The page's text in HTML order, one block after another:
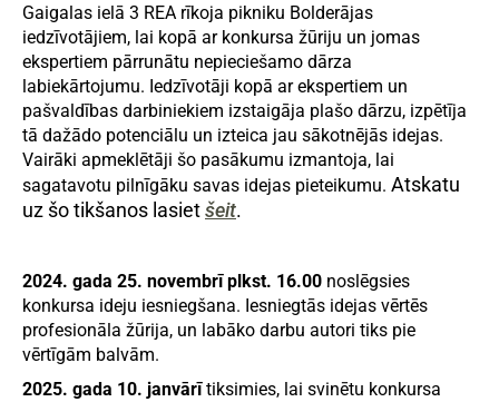
Gaigalas ielā 3 REA rīkoja pikniku Bolderājas
iedzīvotājiem, lai kopā ar konkursa žūriju un jomas
ekspertiem pārrunātu nepieciešamo dārza
labiekārtojumu. Iedzīvotāji kopā ar ekspertiem un
pašvaldības darbiniekiem izstaigāja plašo dārzu, izpētīja
tā dažādo potenciālu un izteica jau sākotnējās idejas.
Vairāki apmeklētāji šo pasākumu izmantoja, lai
sagatavotu pilnīgāku savas idejas pieteikumu. Atskatu
uz šo tikšanos lasietšeit.
2024. gada 25. novembrī plkst. 16.00 noslēgsies
konkursa ideju iesniegšana. Iesniegtās idejas vērtēs
profesionāla žūrija, un labāko darbu autori tiks pie
vērtīgām balvām.
2025. gada 10. janvārītiksimies, lai svinētu konkursa